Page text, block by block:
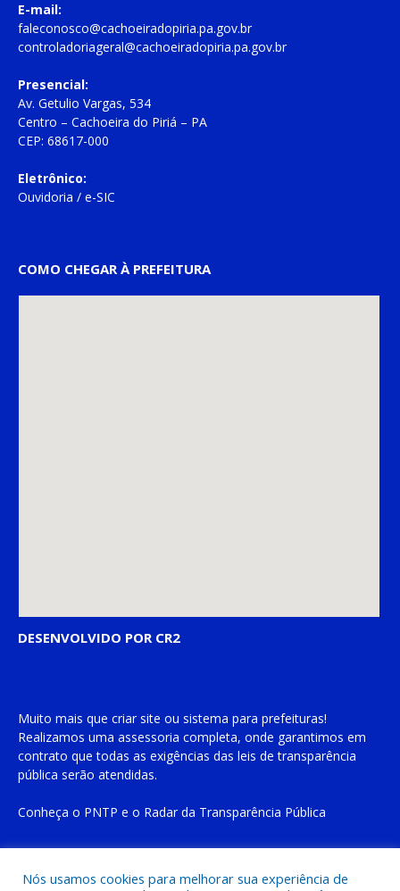
E-mail:
faleconosco@cachoeiradopiria.pa.gov.br
controladoriageral@cachoeiradopiria.pa.gov.br
Presencial:
Av. Getulio Vargas, 534
Centro – Cachoeira do Piriá – PA
CEP: 68617-000
Eletrônico:
Ouvidoria / e-SIC
COMO CHEGAR À PREFEITURA
DESENVOLVIDO POR CR2
Muito mais que criar site ou sistema para prefeituras!
Realizamos uma assessoria completa, onde garantimos em
contrato que todas as exigências das leis de transparência
pública serão atendidas.
Conheça o PNTP e o Radar da Transparência Pública
Nós usamos cookies para melhorar sua experiência de